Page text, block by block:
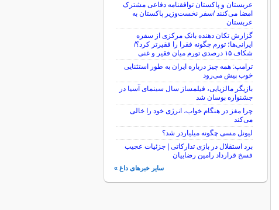
عربستان و پاکستان توافقنامه دفاعی مشترک
امضا می‌کنند /سفر نخست‌وزیر پاکستان به
عربستان
گزارش تکان‌ دهنده بانک مرکزی از سفره
ایرانی‌ها؛ تورم چگونه فقرا را فقیرتر کرد؟/
شکاف ۱۵ درصدی تورم میان فقیر و غنی
ترامپ: همه چیز درباره ایران به طور استثنایی
خوب پیش می‌رود
بازیگر مالزیایی، فیلمساز سال سینمای آسیا در
جشنواره بوسان شد
چرا مغز در هنگام خواب، انرژی خود را خالی
می‌کند
لیونل مسی چگونه میلیاردر شد؟
برد استقلال در بازی تدارکاتی | جزئیات عجیب
فسخ قرارداد رامین رضاییان
سایر خبرهای داغ »